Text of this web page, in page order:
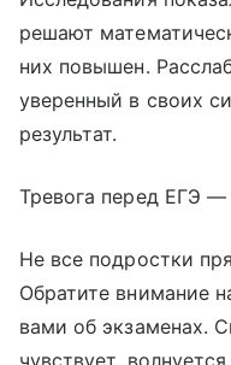
решают
них повышен.
уверенный в своих
результат.
Тревога перед ЕГЭ —
Не все подростки
Обратите внимание
вами об экзаменах.
чувствует,